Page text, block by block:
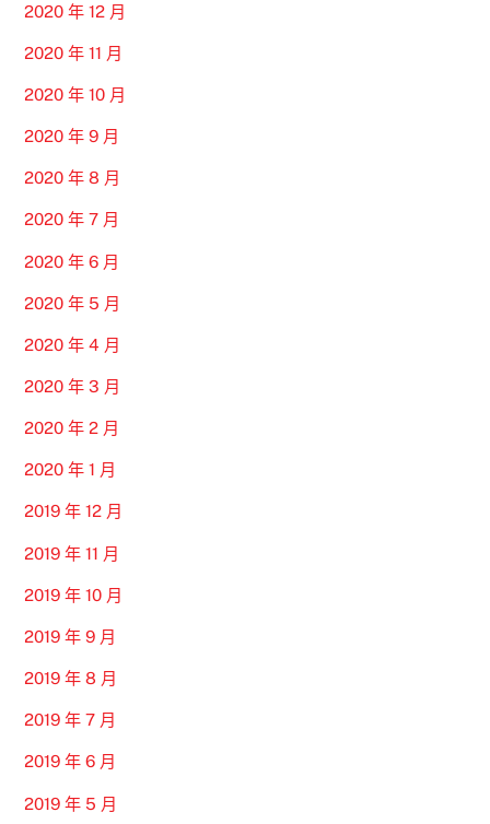
2020 年 12 月
2020 年 11 月
2020 年 10 月
2020 年 9 月
2020 年 8 月
2020 年 7 月
2020 年 6 月
2020 年 5 月
2020 年 4 月
2020 年 3 月
2020 年 2 月
2020 年 1 月
2019 年 12 月
2019 年 11 月
2019 年 10 月
2019 年 9 月
2019 年 8 月
2019 年 7 月
2019 年 6 月
2019 年 5 月